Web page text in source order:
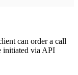
can order a call
initiated via API